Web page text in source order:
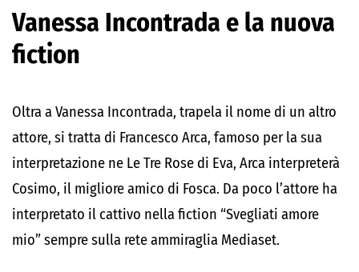
Vanessa Incontrada e la nuova
fiction
Oltra a Vanessa Incontrada, trapela il nome di un altro
attore, si tratta di Francesco Arca, famoso per la sua
interpretazione ne Le Tre Rose di Eva, Arca interpreterà
Cosimo, il migliore amico di Fosca. Da poco l’attore ha
interpretato il cattivo nella fiction “Svegliati amore
mio” sempre sulla rete ammiraglia Mediaset.